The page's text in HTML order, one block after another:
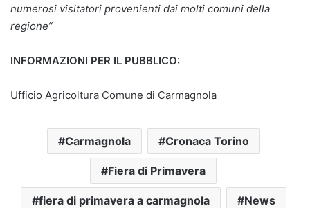
numerosi visitatori provenienti dai molti comuni della
regione”
INFORMAZIONI PER IL PUBBLICO:
Ufficio Agricoltura Comune di Carmagnola
Carmagnola Cronaca Torino
Fiera di Primavera
fiera di primavera a carmagnola News